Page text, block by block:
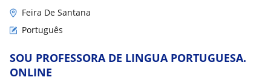
Feira De Santana
Português
SOU PROFESSORA DE LINGUA PORTUGUESA.
ONLINE